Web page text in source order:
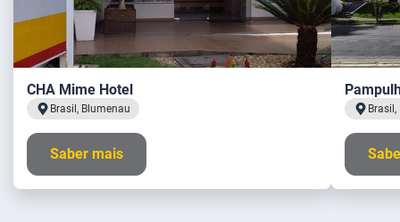
CHA Mime Hotel
Brasil, Blumenau
Saber mais